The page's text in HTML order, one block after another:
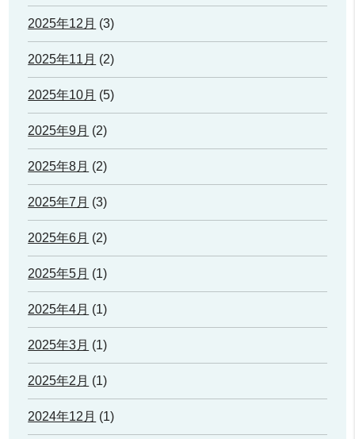
2025年12月 (3)
2025年11月 (2)
2025年10月 (5)
2025年9月 (2)
2025年8月 (2)
2025年7月 (3)
2025年6月 (2)
2025年5月 (1)
2025年4月 (1)
2025年3月 (1)
2025年2月 (1)
2024年12月 (1)